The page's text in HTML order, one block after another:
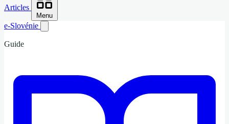
Articles
Menu
e-Slovénie
Guide